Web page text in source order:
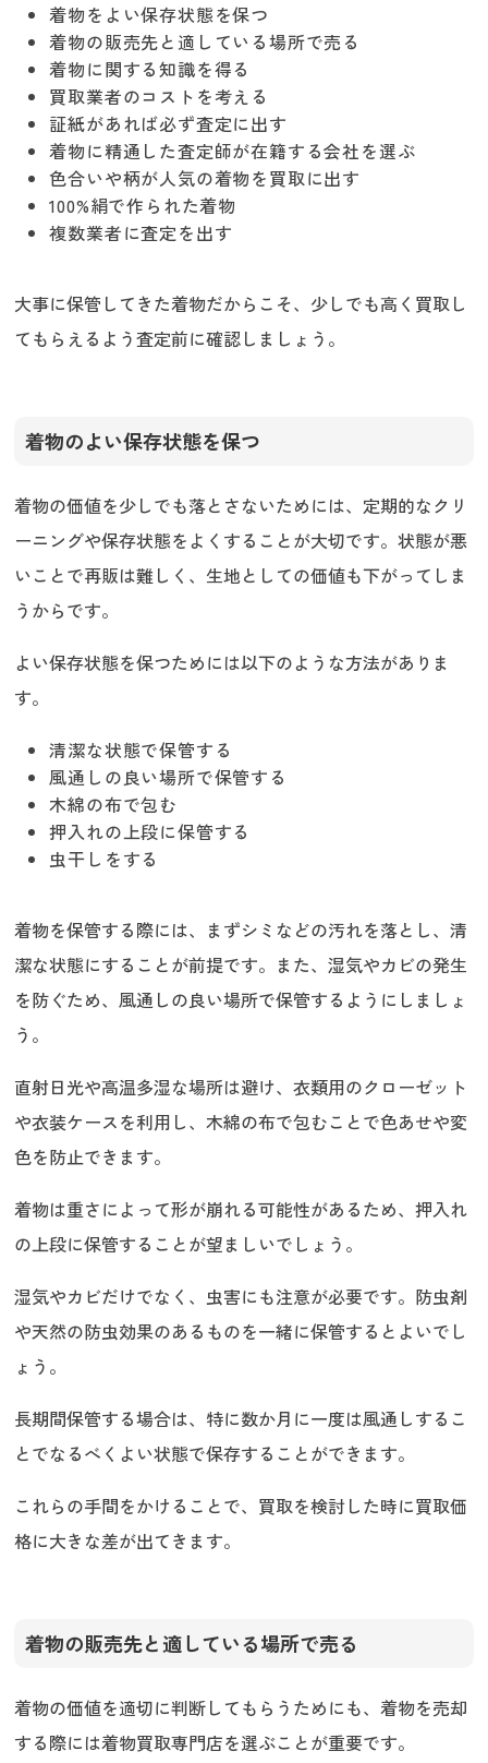
着物をよい保存状態を保つ
着物の販売先と適している場所で売る
着物に関する知識を得る
買取業者のコストを考える
証紙があれば必ず査定に出す
着物に精通した査定師が在籍する会社を選ぶ
色合いや柄が人気の着物を買取に出す
100%絹で作られた着物
複数業者に査定を出す
大事に保管してきた着物だからこそ、少しでも高く買取し
てもらえるよう査定前に確認しましょう。
着物のよい保存状態を保つ
着物の価値を少しでも落とさないためには、定期的なクリ
ーニングや保存状態をよくすることが大切です。状態が悪
いことで再販は難しく、生地としての価値も下がってしま
うからです。
よい保存状態を保つためには以下のような方法がありま
す。
清潔な状態で保管する
風通しの良い場所で保管する
木綿の布で包む
押入れの上段に保管する
虫干しをする
着物を保管する際には、まずシミなどの汚れを落とし、清
潔な状態にすることが前提です。また、湿気やカビの発生
を防ぐため、風通しの良い場所で保管するようにしましょ
う。
直射日光や高温多湿な場所は避け、衣類用のクローゼット
や衣装ケースを利用し、木綿の布で包むことで色あせや変
色を防止できます。
着物は重さによって形が崩れる可能性があるため、押入れ
の上段に保管することが望ましいでしょう。
湿気やカビだけでなく、虫害にも注意が必要です。防虫剤
や天然の防虫効果のあるものを一緒に保管するとよいでし
ょう。
長期間保管する場合は、特に数か月に一度は風通しするこ
とでなるべくよい状態で保存することができます。
これらの手間をかけることで、買取を検討した時に買取価
格に大きな差が出てきます。
着物の販売先と適している場所で売る
着物の価値を適切に判断してもらうためにも、着物を売却
する際には着物買取専門店を選ぶことが重要です。